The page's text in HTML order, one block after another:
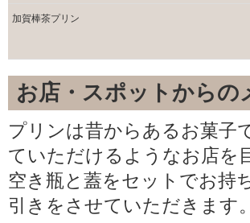
加賀棒茶プリン
お店・スポットからの
プリンは昔からあるお菓子
ていただけるようなお店を
空き瓶と蓋をセットでお持
引きをさせていただきます